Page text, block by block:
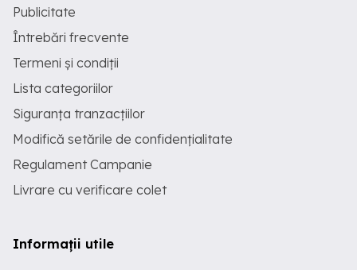
Publicitate
Întrebări frecvente
Termeni și condiții
Lista categoriilor
Siguranța tranzacțiilor
Modifică setările de confidențialitate
Regulament Campanie
Livrare cu verificare colet
Informații utile